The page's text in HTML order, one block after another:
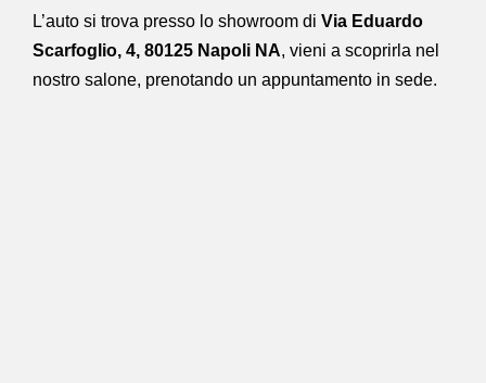
L’auto si trova presso lo showroom di Via Eduardo
Scarfoglio, 4, 80125 Napoli NA, vieni a scoprirla nel
nostro salone, prenotando un appuntamento in sede.